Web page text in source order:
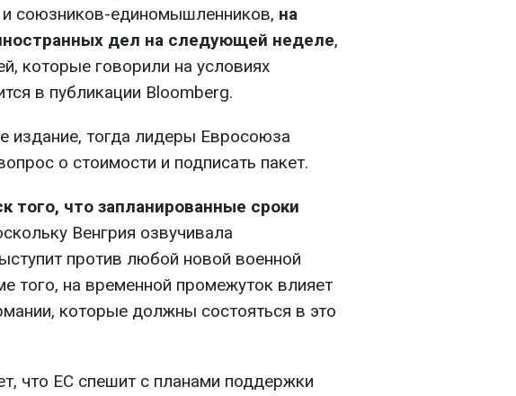
и союзников-единомышленников, на
дел на следующей неделе,
которые говорили на условиях
в публикации Bloomberg.
издание, тогда лидеры Евросоюза
о стоимости и подписать пакет.
того, что запланированные сроки
Венгрия озвучивала
против любой новой военной
того, на временной промежуток влияет
которые должны состояться в это
что ЕС спешит с планами поддержки